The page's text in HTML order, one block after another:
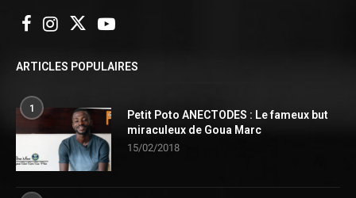
ARTICLES POPULAIRES
1
Petit Poto ANECTODES : Le fameux but
miraculeux de Goua Marc
15/02/2018